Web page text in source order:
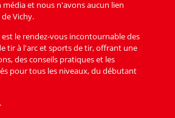
média et nous n'avons aucun lien
Vichy.
le rendez-vous incontournable des
tir à l'arc et sports de tir, offrant une
des conseils pratiques et les
pour tous les niveaux, du débutant